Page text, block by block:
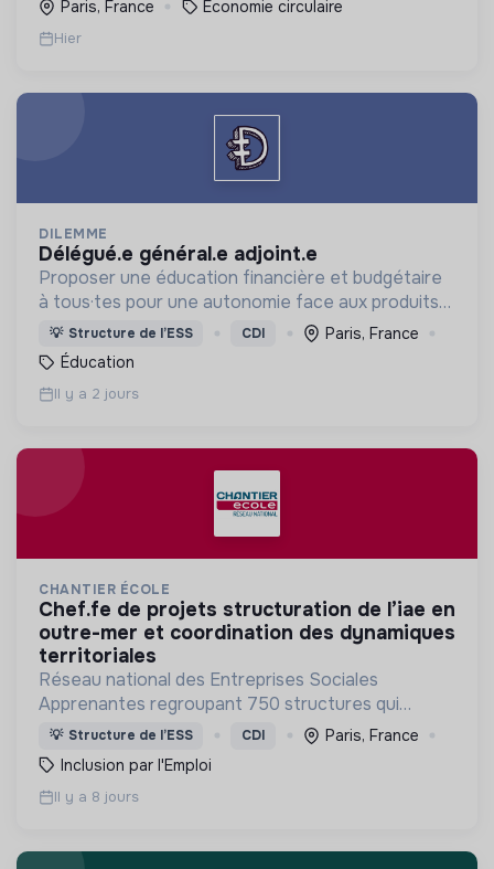
Paris, France Économie circulaire
Hier
DILEMME
délégué.e général.e adjoint.e
Proposer une éducation financière et budgétaire
à tous·tes pour une autonomie face aux produits
financiers, bancaires et assurantiels et briser le
tabou autour de l'argent.
💡 Structure de l’ESS CDI
Paris, France
Éducation
Il y a 2 jours
CHANTIER ÉCOLE
chef.fe de projets structuration de l’iae en
outre-mer et coordination des dynamiques
territoriales
Réseau national des Entreprises Sociales
Apprenantes regroupant 750 structures qui
mettent en œuvre une démarche
d'accompagnement et de formation de salariés en
parcours d’insertion.
💡 Structure de l’ESS CDI
Paris, France
Inclusion par l'Emploi
Il y a 8 jours